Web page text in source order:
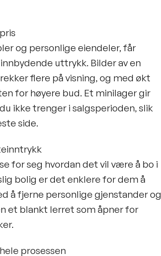
og personlige eiendeler, får
uttrykk. Bilder av en
flere på visning, og med økt
for høyere bud. Et minilager gir
ikke trenger i salgsperioden, slik
side.
for seg hvordan det vil være å bo i
bolig er det enklere for dem å
å fjerne personlige gjenstander og
et blankt lerret som åpner for
prosessen